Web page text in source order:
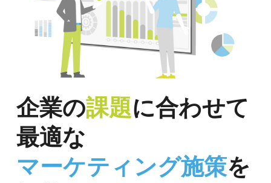
企業の課題に合わせて
最適な
マーケティング施策を